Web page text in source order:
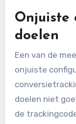
Wat
bij
kunnen leiden